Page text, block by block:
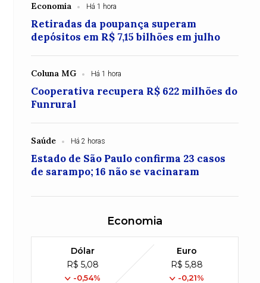
Economia Há 1 hora
Retiradas da poupança superam
depósitos em R$ 7,15 bilhões em julho
Coluna MG Há 1 hora
Cooperativa recupera R$ 622 milhões do
Funrural
Saúde Há 2 horas
Estado de São Paulo confirma 23 casos
de sarampo; 16 não se vacinaram
Economia
Dólar
R$ 5,08
-0,54%
Euro
R$ 5,88
-0,21%